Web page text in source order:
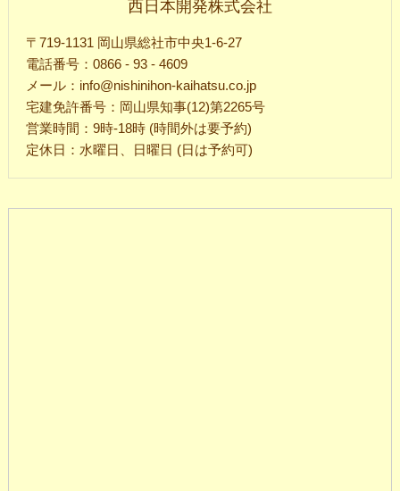
西日本開発株式会社
〒719-1131 岡山県総社市中央1-6-27
電話番号：0866 - 93 - 4609
メール：info@nishinihon-kaihatsu.co.jp
宅建免許番号：岡山県知事(12)第2265号
営業時間：9時-18時 (時間外は要予約)
定休日：水曜日、日曜日 (日は予約可)